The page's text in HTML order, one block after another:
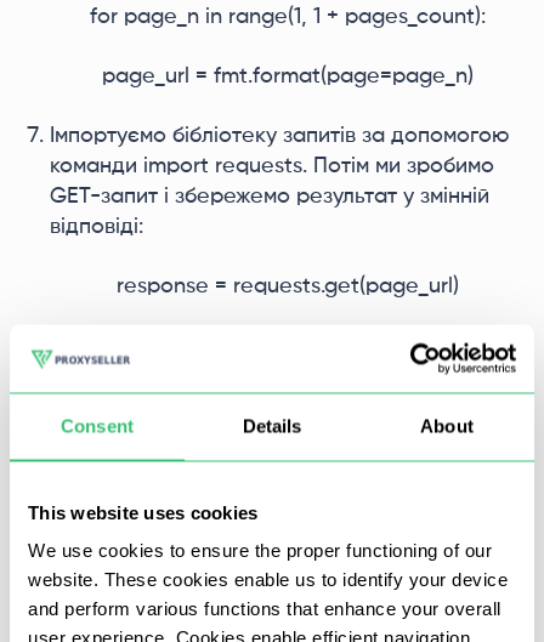
Consent Details About
This website uses cookies
We use cookies to ensure the proper functioning of our
website. These cookies enable us to identify your device
and perform various functions that enhance your overall
user experience. Cookies enable efficient navigation
for page_n in range(1, 1 + pages_count):
page_url = fmt.format(page=page_n)
Імпортуємо бібліотеку запитів за допомогою
команди import requests. Потім ми зробимо
GET-запит і збережемо результат у змінній
відповіді:
response = requests.get(page_url)
Імпортуйте іншу бібліотеку командою import
винесемо в окремий метод. У підсумку код
повинен виглядати так:
def get_soup(url, **kwargs):
response = requests.get(url, **kwargs)